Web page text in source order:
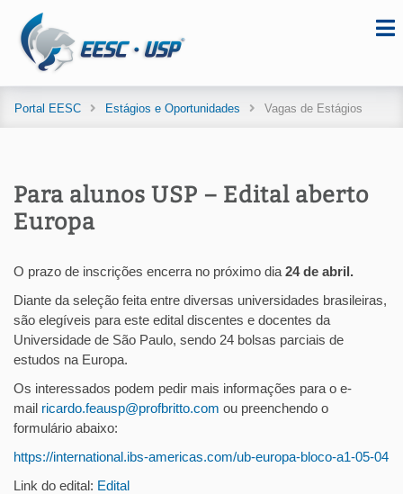
Portal EESC Estágios e Oportunidades Vagas de Estágios
Para alunos USP – Edital aberto
Europa
O prazo de inscrições encerra no próximo dia 24 de abril.
Diante da seleção feita entre diversas universidades brasileiras,
são elegíveis para este edital discentes e docentes da
Universidade de São Paulo, sendo 24 bolsas parciais de
estudos na Europa.
Os interessados podem pedir mais informações para o e-
mail ricardo.feausp@profbritto.com ou preenchendo o
formulário abaixo:
https://international.ibs-americas.com/ub-europa-bloco-a1-05-04
Link do edital: Edital